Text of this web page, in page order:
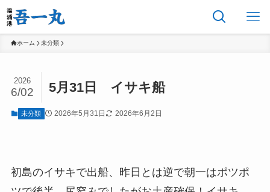
ホーム 未分類
5月31日 イサキ船
2026
6/02
未分類 2026年5月31日 2026年6月2日
初島のイサキで出船、昨日とは逆で朝一はポツポ